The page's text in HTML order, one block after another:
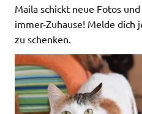
Maila schickt neue Fotos
immer-Zuhause! Melde dich
zu schenken.